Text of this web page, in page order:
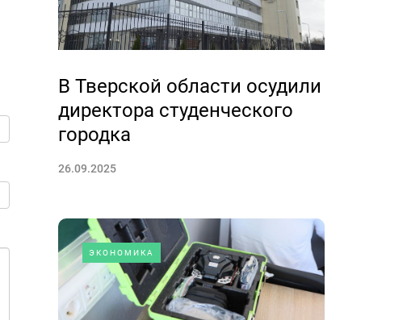
В Тверской области осудили
директора студенческого
городка
26.09.2025
ЭКОНОМИКА